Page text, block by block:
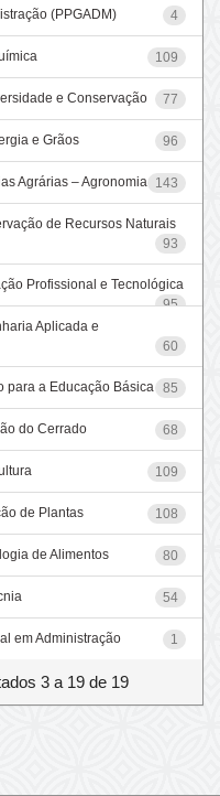
(PPGADM) 4
109
e Conservação 77
e Grãos 96
Agrárias – Agronomia 143
de Recursos Naturais
93
Profissional e Tecnológica
95
Aplicada e
60
para a Educação Básica 85
do Cerrado 68
109
de Plantas 108
de Alimentos 80
54
em Administração 1
3 a 19 de 19